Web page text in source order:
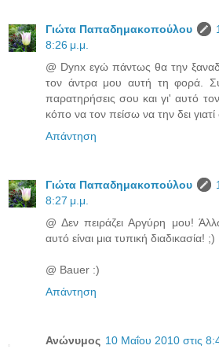
Γιώτα Παπαδημακοπούλου
8:26 μ.μ.
@ Dynx εγώ πάντως θα την
τον άντρα μου αυτή τη φορά.
παρατηρήσεις σου και γι' αυτό
κόπο να τον πείσω να την δει γιατί
Απάντηση
Γιώτα Παπαδημακοπούλου
8:27 μ.μ.
@ Δεν πειράζει Αργύρη μου!
αυτό είναι μια τυπική διαδικασία! ;)
@ Bauer :)
Απάντηση
Ανώνυμος 10 Μαΐου 2010 στις